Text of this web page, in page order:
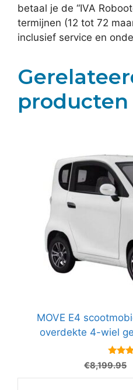
betaal je de “IVA
termijnen (12 tot 72
inclusief service en
producten
MOVE E4
overdekte 4-wiel
4.4
van
€8,199.95